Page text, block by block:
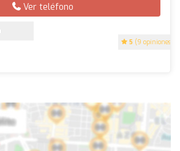
5 (9 opiniones)
Ver teléfono